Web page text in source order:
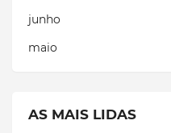
junho
maio
AS MAIS LIDAS